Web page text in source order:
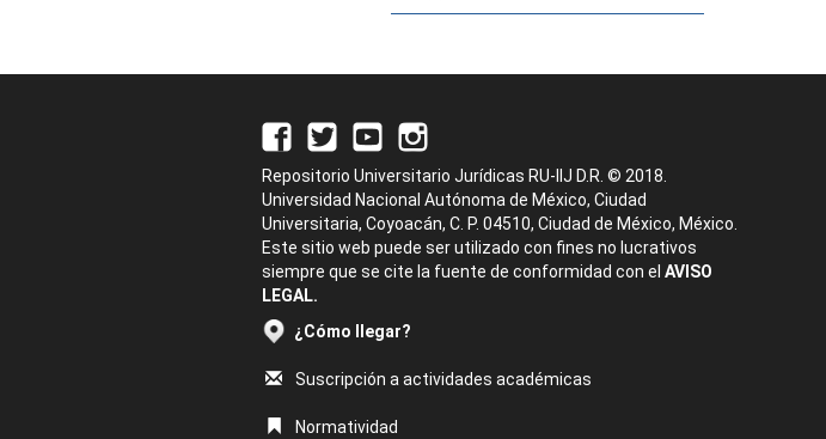
Repositorio Universitario Jurídicas RU-IIJ D.R. © 2018.
Universidad Nacional Autónoma de México, Ciudad
Universitaria, Coyoacán, C. P. 04510, Ciudad de México, México.
Este sitio web puede ser utilizado con fines no lucrativos
siempre que se cite la fuente de conformidad con el AVISO
LEGAL.
¿Cómo llegar?
Suscripción a actividades académicas
Normatividad